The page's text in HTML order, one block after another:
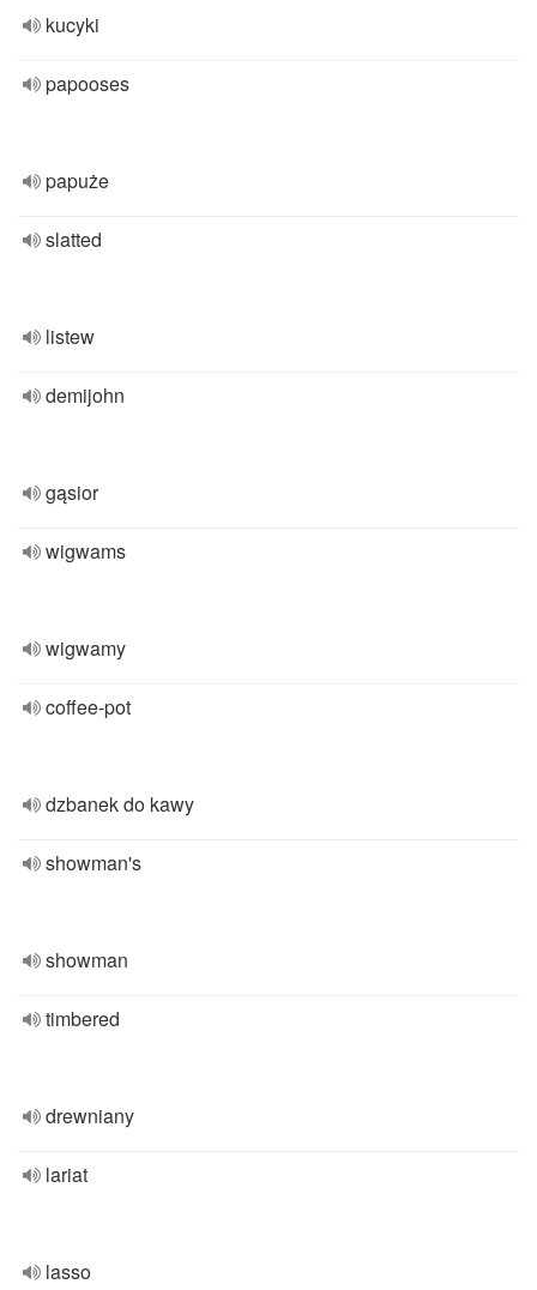
kucyki
papooses
papuże
slatted
listew
demijohn
gąsior
wigwams
wigwamy
coffee-pot
dzbanek do kawy
showman's
showman
timbered
drewniany
lariat
lasso